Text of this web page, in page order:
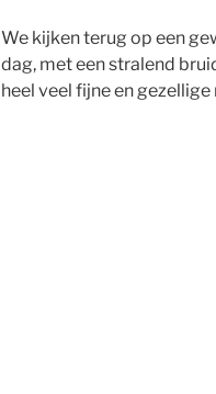
We kijken terug op een
dag, met een stralend
heel veel fijne en